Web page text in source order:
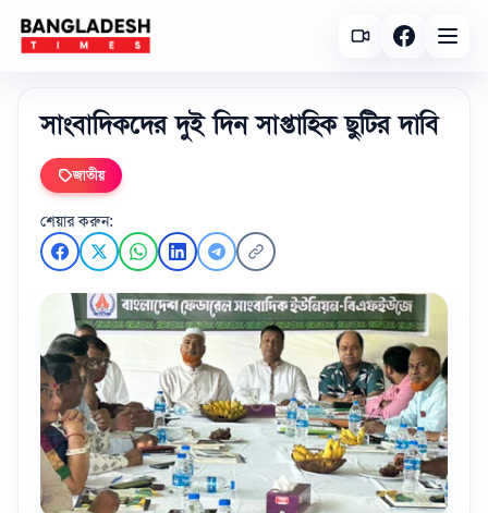
সাংবাদিকদের দুই দিন সাপ্তাহিক ছুটির দাবি
জাতীয়
শেয়ার করুন: